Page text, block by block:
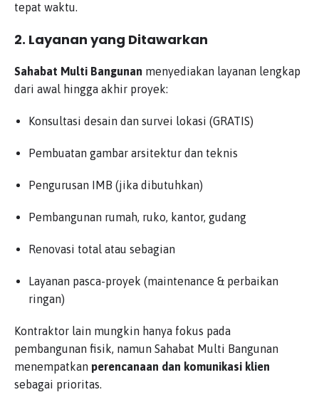
tepat waktu.
2. Layanan yang Ditawarkan
Sahabat Multi Bangunan menyediakan layanan lengkap
dari awal hingga akhir proyek:
Konsultasi desain dan survei lokasi (GRATIS)
Pembuatan gambar arsitektur dan teknis
Pengurusan IMB (jika dibutuhkan)
Pembangunan rumah, ruko, kantor, gudang
Renovasi total atau sebagian
Layanan pasca-proyek (maintenance & perbaikan
ringan)
Kontraktor lain mungkin hanya fokus pada
pembangunan fisik, namun Sahabat Multi Bangunan
menempatkan perencanaan dan komunikasi klien
sebagai prioritas.